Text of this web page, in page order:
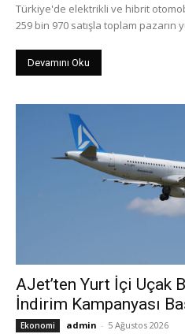
Türkiye'de elektrikli ve hibrit
259 bin 970 satışla toplam pazarın
Devamını Oku
AJet’ten Yurt İçi Uçak
İndirim Kampanyası
Ekonomi admin - 5 Ağustos 2026